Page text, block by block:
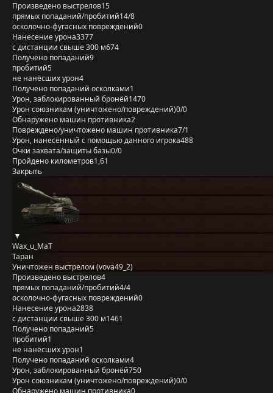
Произведено выстрелов15
прямых попаданий/пробитий14/8
осколочно-фугасных повреждений0
Нанесение урона3377
с дистанции свыше 300 м674
Получено попаданий9
пробитий5
не нанёсших урон4
Получено попаданий осколками1
Урон, заблокированный бронёй1470
Урон союзникам (уничтожено/повреждений)0/0
Обнаружено машин противника2
Повреждено/уничтожено машин противника7/1
Урон, нанесённый с помощью данного игрока488
Очки захвата/защиты базы0/0
Пройдено километров1,61
Закрыть
Wax_u_MaT
Таран
Уничтожен выстрелом (vova49_2)
Произведено выстрелов4
прямых попаданий/пробитий4/4
осколочно-фугасных повреждений0
Нанесение урона2838
с дистанции свыше 300 м1461
Получено попаданий5
пробитий1
не нанёсших урон1
Получено попаданий осколками4
Урон, заблокированный бронёй750
Урон союзникам (уничтожено/повреждений)0/0
Обнаружено машин противника0